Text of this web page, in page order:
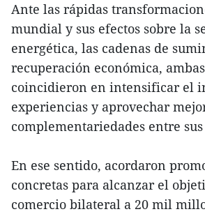
Ante las rápidas
mundial y sus efectos sobre la
energética, las cadenas de
recuperación económica,
coincidieron en intensificar el
experiencias y aprovechar
complementariedades entre
En ese sentido, acordaron
concretas para alcanzar el
comercio bilateral a 20 mil